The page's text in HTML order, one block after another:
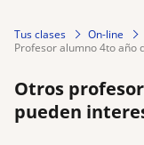
Tus clases On-line
profesor alumno 4to
Otros
pueden